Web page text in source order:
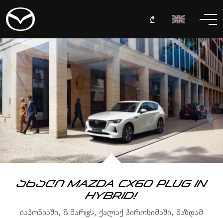
₾
ახალი Mazda CX60 Plug In
hybrid!
იაპონიაში, 8 მარტს, ქალაქ ჰიროსიმაში, მაზდამ